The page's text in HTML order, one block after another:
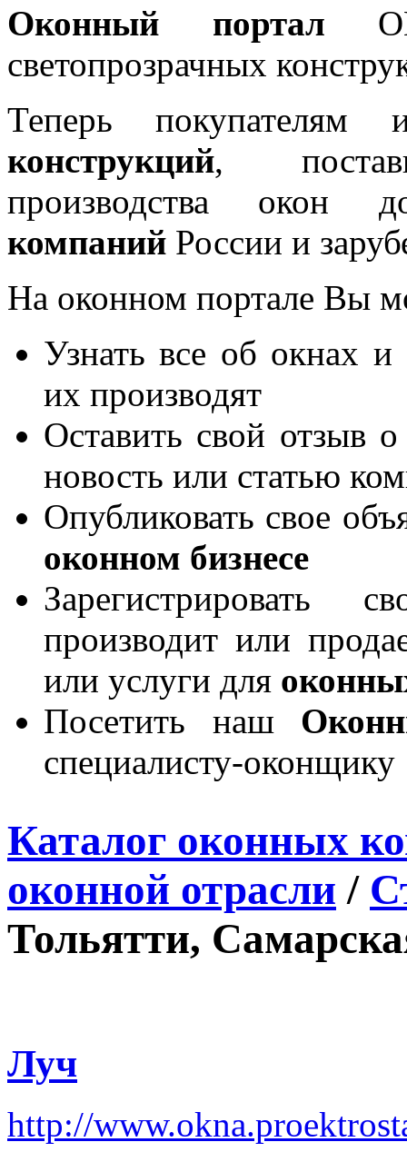
Оконный портал
светопрозрачных
Теперь покупателям
конструкций,
производства окон
компаний России и
На оконном портале Вы
Узнать все об окнах и
их производят
Оставить свой отзыв
новость или статью
Опубликовать свое
оконном бизнесе
производит или
или услуги для
Посетить наш
специалисту-оконщику
Каталог оконных
оконной отрасли /
Тольятти,
Луч
http://